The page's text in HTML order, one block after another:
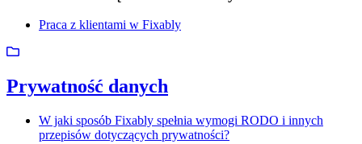
Praca z klientami w Fixably
Prywatność danych
W jaki sposób Fixably spełnia wymogi RODO i innych
przepisów dotyczących prywatności?